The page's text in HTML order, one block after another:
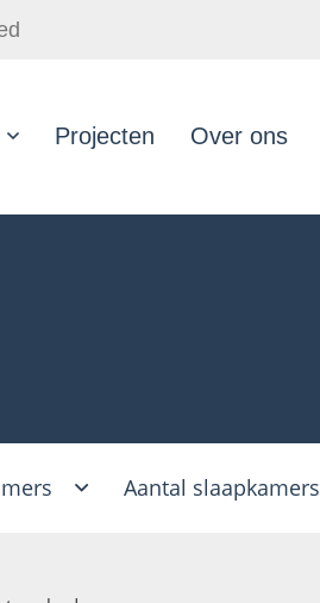
Aantal slaapkamers
Projecten Over ons